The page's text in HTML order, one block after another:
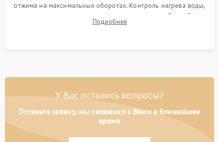
отжима на максимальных оборотах. Контроль нагрева воды,
корректности слива, отсутствия излишних вибраций,
посторонних стуков и протечек под корпусом.
Подробнее
У Вас остались вопросы?
Оставьте заявку, мы свяжемся с Вами в ближайшее
время